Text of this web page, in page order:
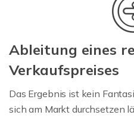
Ableitung eines
Verkaufspreises
Das Ergebnis ist kein
sich am Markt durchsetzen